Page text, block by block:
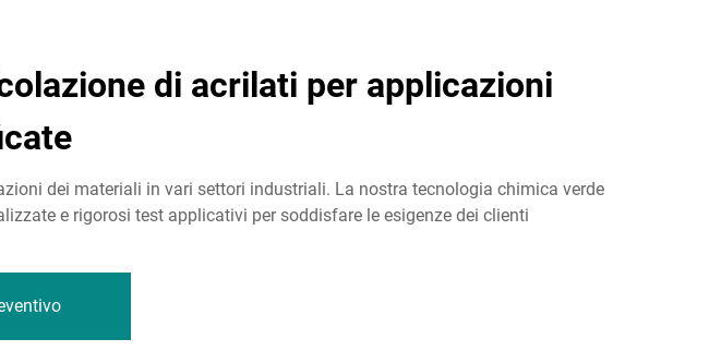
di acrilati per applicazioni
dei materiali in vari settori industriali. La nostra tecnologia chimica verde
e rigorosi test applicativi per soddisfare le esigenze dei clienti